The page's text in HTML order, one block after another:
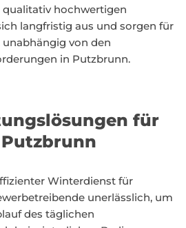
hochwertigen
langfristig aus und sorgen für
von den
in Putzbrunn.
für
Winterdienst für
unerlässlich, um
des täglichen